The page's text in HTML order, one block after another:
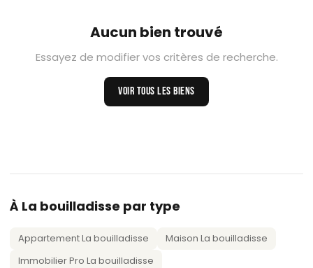
Aucun bien trouvé
Essayez de modifier vos critères de recherche.
VOIR TOUS LES BIENS
À La bouilladisse par type
Appartement La bouilladisse
Maison La bouilladisse
Immobilier Pro La bouilladisse